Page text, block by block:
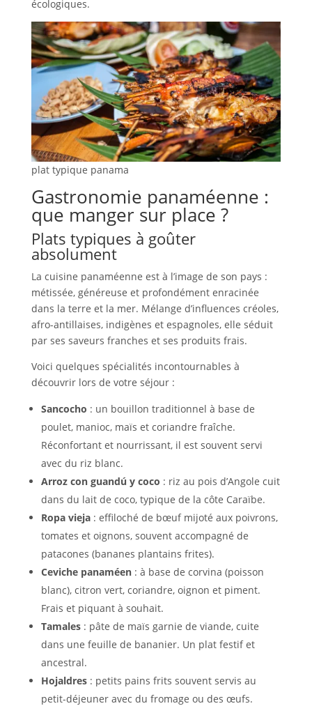
écologiques.
plat typique panama
Gastronomie panaméenne :
que manger sur place ?
Plats typiques à goûter
absolument
La cuisine panaméenne est à l’image de son pays :
métissée, généreuse et profondément enracinée
dans la terre et la mer. Mélange d’influences créoles,
afro-antillaises, indigènes et espagnoles, elle séduit
par ses saveurs franches et ses produits frais.
Voici quelques spécialités incontournables à
découvrir lors de votre séjour :
Sancocho : un bouillon traditionnel à base de
poulet, manioc, maïs et coriandre fraîche.
Réconfortant et nourrissant, il est souvent servi
avec du riz blanc.
Arroz con guandú y coco : riz au pois d’Angole cuit
dans du lait de coco, typique de la côte Caraïbe.
Ropa vieja: effiloché de bœuf mijoté aux poivrons,
tomates et oignons, souvent accompagné de
patacones (bananes plantains frites).
Ceviche panaméen: à base de corvina (poisson
blanc), citron vert, coriandre, oignon et piment.
Frais et piquant à souhait.
Tamales: pâte de maïs garnie de viande, cuite
dans une feuille de bananier. Un plat festif et
ancestral.
Hojaldres: petits pains frits souvent servis au
petit-déjeuner avec du fromage ou des œufs.